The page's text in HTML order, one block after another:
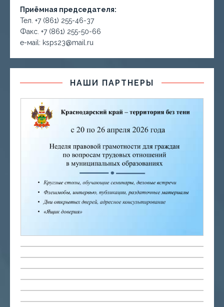
Приёмная председателя:
Тел. +7 (861) 255-46-37
Факс. +7 (861) 255-50-66
е-маil: ksps23@mail.ru
НАШИ ПАРТНЕРЫ